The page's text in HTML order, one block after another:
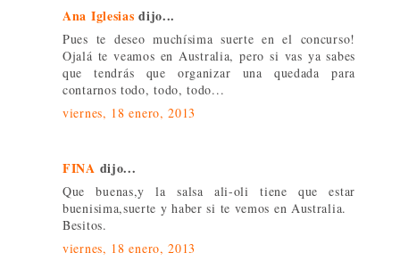
Ana Iglesias dijo...
Pues te deseo muchísima suerte en el concurso!
Ojalá te veamos en Australia, pero si vas ya sabes
que tendrás que organizar una quedada para
contarnos todo, todo, todo...
viernes, 18 enero, 2013
FINA dijo...
Que buenas,y la salsa ali-oli tiene que estar
buenisima,suerte y haber si te vemos en Australia.
Besitos.
viernes, 18 enero, 2013